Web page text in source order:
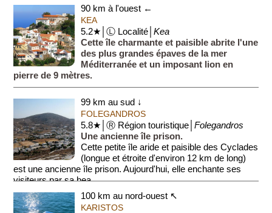
90 km à l'ouest ←
KEA
5.2★│Ⓛ Localité│Kea
Cette île charmante et paisible abrite l'une
des plus grandes épaves de la mer
Méditerranée et un imposant lion en
pierre de 9 mètres.
99 km au sud ↓
FOLEGANDROS
5.8★│Ⓡ Région touristique│Folegandros
Une ancienne île prison.
Cette petite île aride et paisible des Cyclades
(longue et étroite d'environ 12 km de long)
est une ancienne île prison. Aujourd'hui, elle enchante ses
visiteurs par sa bea...
100 km au nord-ouest ↖
KARISTOS